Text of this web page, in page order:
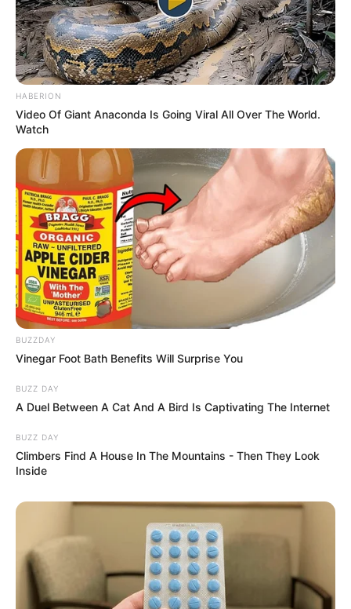
HABERION
Video Of Giant Anaconda Is Going Viral All Over The World.
Watch
BUZZDAY
Vinegar Foot Bath Benefits Will Surprise You
BUZZ DAY
A Duel Between A Cat And A Bird Is Captivating The Internet
BUZZ DAY
Climbers Find A House In The Mountains - Then They Look
Inside